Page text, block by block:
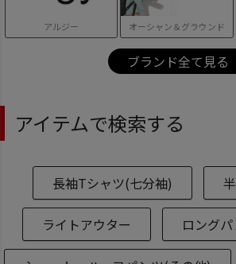
アルジー オーシャン＆グラウンド
ブランド全て見る
アイテムで検索する
長袖Tシャツ(七分袖)
ライトアウター ロング